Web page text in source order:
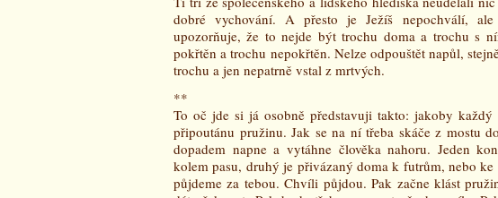
dobré vychování. A přesto je Ježíš nepochválí,
upozorňuje, že to nejde být trochu doma a trochu s
pokřtěn a trochu nepokřtěn. Nelze odpouštět napůl,
trochu a jen nepatrně vstal z mrtvých.
**
To oč jde si já osobně představuji takto: jakoby
připoutánu pružinu. Jak se na ní třeba skáče z mostu
dopadem napne a vytáhne člověka nahoru. Jeden
kolem pasu, druhý je přivázaný doma k futrům, nebo
půjdeme za tebou. Chvíli půjdou. Pak začne klást